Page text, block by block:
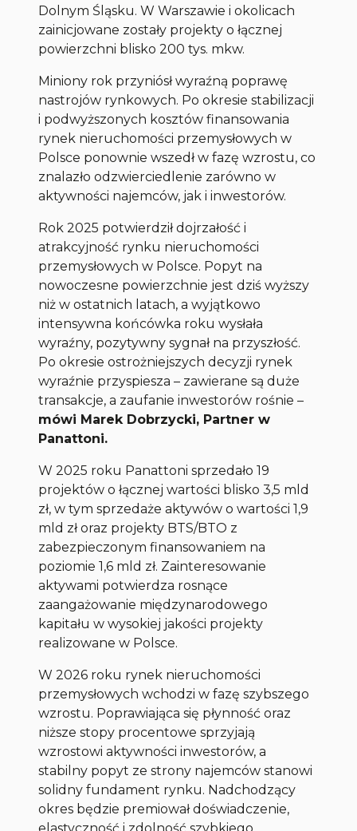
Dolnym Śląsku. W Warszawie i okolicach
zainicjowane zostały projekty o łącznej
powierzchni blisko 200 tys. mkw.
Miniony rok przyniósł wyraźną poprawę
nastrojów rynkowych. Po okresie stabilizacji
i podwyższonych kosztów finansowania
rynek nieruchomości przemysłowych w
Polsce ponownie wszedł w fazę wzrostu, co
znalazło odzwierciedlenie zarówno w
aktywności najemców, jak i inwestorów.
Rok 2025 potwierdził dojrzałość i
atrakcyjność rynku nieruchomości
przemysłowych w Polsce. Popyt na
nowoczesne powierzchnie jest dziś wyższy
niż w ostatnich latach, a wyjątkowo
intensywna końcówka roku wysłała
wyraźny, pozytywny sygnał na przyszłość.
Po okresie ostrożniejszych decyzji rynek
wyraźnie przyspiesza – zawierane są duże
transakcje, a zaufanie inwestorów rośnie –
mówi Marek Dobrzycki, Partner w
Panattoni.
W 2025 roku Panattoni sprzedało 19
projektów o łącznej wartości blisko 3,5 mld
zł, w tym sprzedaże aktywów o wartości 1,9
mld zł oraz projekty BTS/BTO z
zabezpieczonym finansowaniem na
poziomie 1,6 mld zł. Zainteresowanie
aktywami potwierdza rosnące
zaangażowanie międzynarodowego
kapitału w wysokiej jakości projekty
realizowane w Polsce.
W 2026 roku rynek nieruchomości
przemysłowych wchodzi w fazę szybszego
wzrostu. Poprawiająca się płynność oraz
niższe stopy procentowe sprzyjają
wzrostowi aktywności inwestorów, a
stabilny popyt ze strony najemców stanowi
solidny fundament rynku. Nadchodzący
okres będzie premiował doświadczenie,